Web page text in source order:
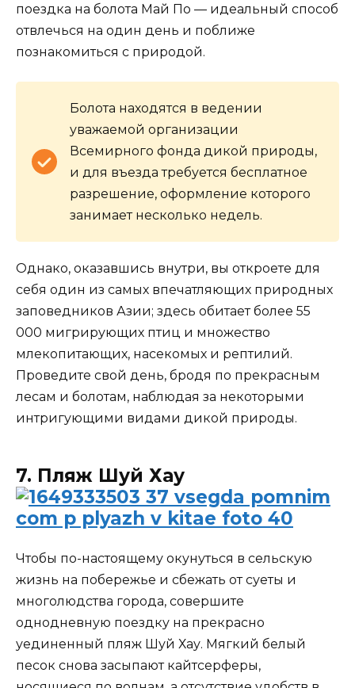
поездка на болота Май По — идеальный способ
отвлечься на один день и поближе
познакомиться с природой.
Болота находятся в ведении
уважаемой организации
Всемирного фонда дикой природы,
и для въезда требуется бесплатное
разрешение, оформление которого
занимает несколько недель.
Однако, оказавшись внутри, вы откроете для
себя один из самых впечатляющих природных
заповедников Азии; здесь обитает более 55
000 мигрирующих птиц и множество
млекопитающих, насекомых и рептилий.
Проведите свой день, бродя по прекрасным
лесам и болотам, наблюдая за некоторыми
интригующими видами дикой природы.
7. Пляж Шуй Хау
Чтобы по-настоящему окунуться в сельскую
жизнь на побережье и сбежать от суеты и
многолюдства города, совершите
однодневную поездку на прекрасно
уединенный пляж Шуй Хау. Мягкий белый
песок снова засыпают кайтсерферы,